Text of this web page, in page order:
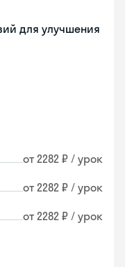
для улучшения
от 2282 ₽ / урок
от 2282 ₽ / урок
от 2282 ₽ / урок